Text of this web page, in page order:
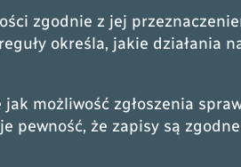
zgodnie z jej
określa, jakie działania
możliwość zgłoszenia
że zapisy są